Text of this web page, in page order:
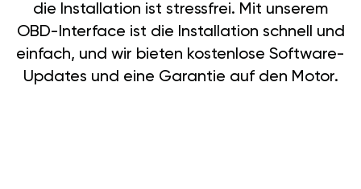
die Installation ist stressfrei. Mit unserem
OBD-Interface ist die Installation schnell und
einfach, und wir bieten kostenlose Software-
Updates und eine Garantie auf den Motor.